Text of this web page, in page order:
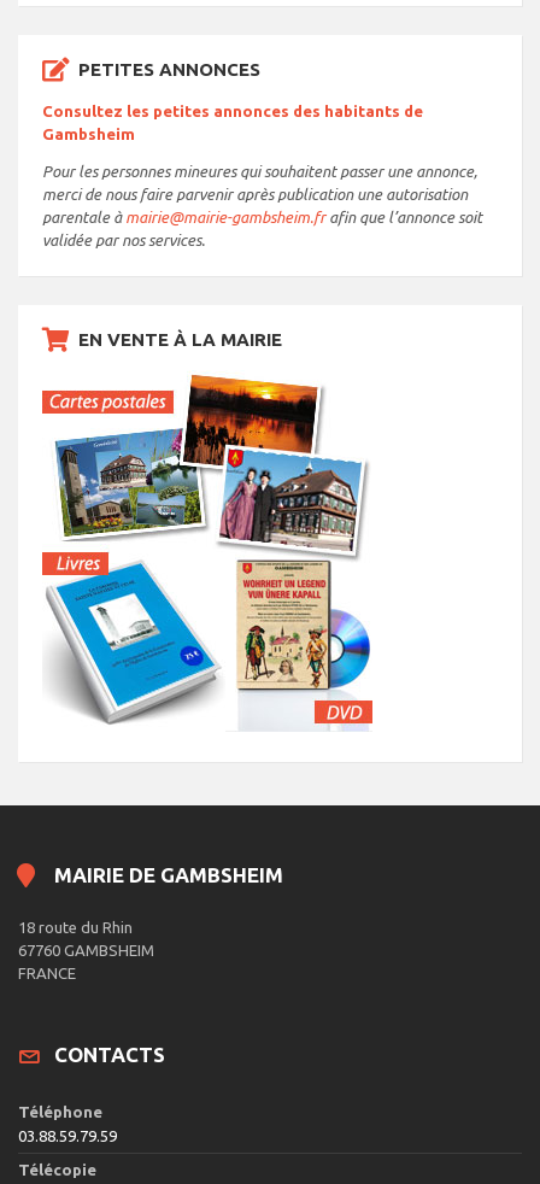
PETITES ANNONCES
Consultez les petites annonces des habitants de
Gambsheim
Pour les personnes mineures qui souhaitent passer une annonce,
merci de nous faire parvenir après publication une autorisation
parentale à mairie@mairie-gambsheim.frafin que l’annonce soit
validée par nos services.
EN VENTE À LA MAIRIE
MAIRIE DE GAMBSHEIM
18 route du Rhin
67760 GAMBSHEIM
FRANCE
CONTACTS
Téléphone
03.88.59.79.59
Télécopie